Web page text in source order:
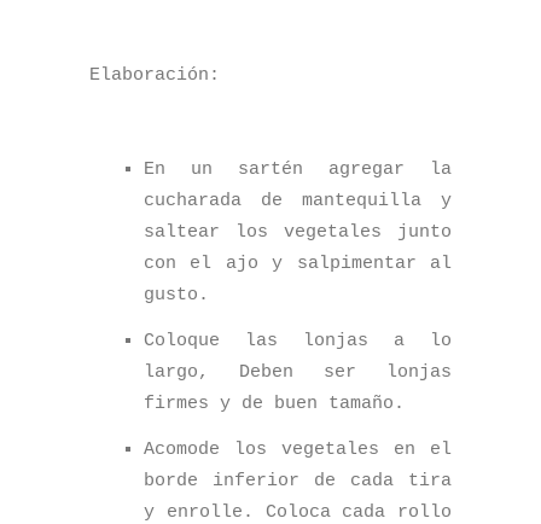
Elaboración:
En un sartén agregar la
cucharada de mantequilla y
saltear los vegetales junto
con el ajo y salpimentar al
gusto.
Coloque las lonjas a lo
largo, Deben ser lonjas
firmes y de buen tamaño.
Acomode
los vegetales en el
borde inferior de cada tira
y enrolle. Coloca cada rollo